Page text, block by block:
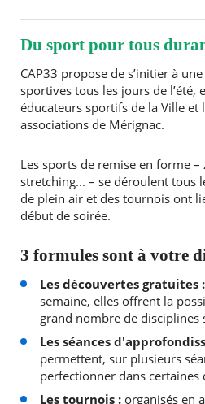
Du sport pour tous
CAP33 propose de s’initier à
sportives tous les jours de l’été,
éducateurs sportifs de la Ville et
associations de Mérignac.
Les sports de remise en forme –
stretching... – se déroulent tous
de plein air et des tournois ont
début de soirée.
3 formules sont à votre
Les découvertes gratuites :
semaine, elles offrent la
grand nombre de disciplines
Les séances
permettent, sur plusieurs
perfectionner dans certaines
Les tournois :organisés en